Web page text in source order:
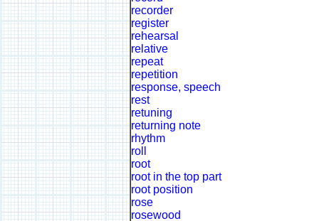
recorder
register
rehearsal
relative
repeat
repetition
response, speech
rest
retuning
returning note
rhythm
roll
root
root in the top part
root position
rose
rosewood